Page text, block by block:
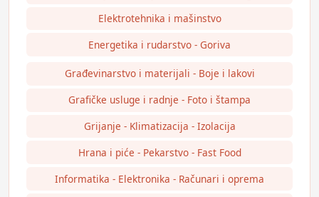
Elektrotehnika i mašinstvo
Energetika i rudarstvo - Goriva
Građevinarstvo i materijali - Boje i lakovi
Grafičke usluge i radnje - Foto i štampa
Grijanje - Klimatizacija - Izolacija
Hrana i piće - Pekarstvo - Fast Food
Informatika - Elektronika - Računari i oprema